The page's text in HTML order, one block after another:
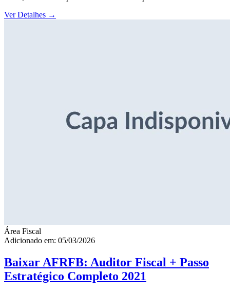
Ver Detalhes →
Área Fiscal
Adicionado em: 05/03/2026
Baixar AFRFB: Auditor Fiscal + Passo
Estratégico Completo 2021